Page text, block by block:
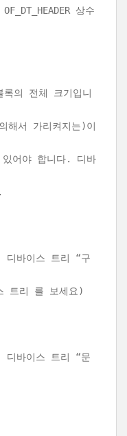
상수
의 전체 크기입니
서 가리켜지는)이
어야 합니다. 디바
바이스 트리 “구
리 를 보세요)
바이스 트리 “문